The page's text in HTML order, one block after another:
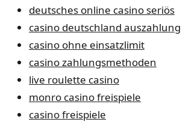
deutsches online casino seriös
casino deutschland auszahlung
casino ohne einsatzlimit
casino zahlungsmethoden
live roulette casino
monro casino freispiele
casino freispiele